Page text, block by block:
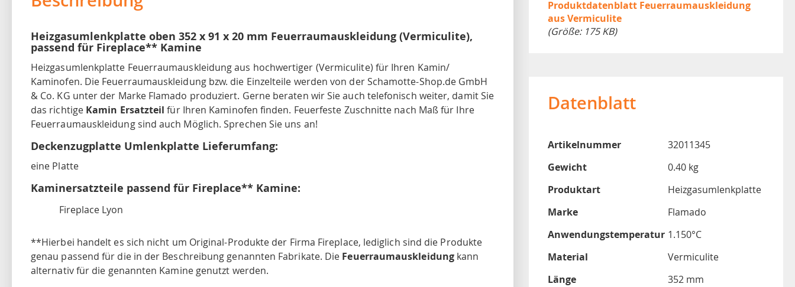
Heizgasumlenkplatte oben 352 x 91 x 20 mm Feuerraumauskleidung (Vermiculite),
passend für Fireplace** Kamine
Heizgasumlenkplatte Feuerraumauskleidung aus hochwertiger (Vermiculite) für Ihren Kamin/
Kaminofen. Die Feuerraumauskleidung bzw. die Einzelteile werden von der Schamotte-Shop.de GmbH
& Co. KG unter der Marke Flamado produziert. Gerne beraten wir Sie auch telefonisch weiter, damit Sie
das richtige Kamin Ersatzteil für Ihren Kaminofen finden. Feuerfeste Zuschnitte nach Maß für Ihre
Feuerraumauskleidung sind auch Möglich. Sprechen Sie uns an!
Deckenzugplatte Umlenkplatte Lieferumfang:
eine Platte
Kaminersatzteile passend für Fireplace** Kamine:
Fireplace Lyon
**Hierbei handelt es sich nicht um Original-Produkte der Firma Fireplace, lediglich sind die Produkte
genau passend für die in der Beschreibung genannten Fabrikate. Die Feuerraumauskleidungkann
alternativ für die genannten Kamine genutzt werden.
Produktdatenblatt Feuerraumauskleidung
aus Vermiculite
(Größe: 175 KB)
Datenblatt
Artikelnummer
32011345
Gewicht
0.40 kg
Produktart
Heizgasumlenkplatte
Marke
Flamado
Anwendungstemperatur 1.150°C
Material
Vermiculite
Länge
352 mm